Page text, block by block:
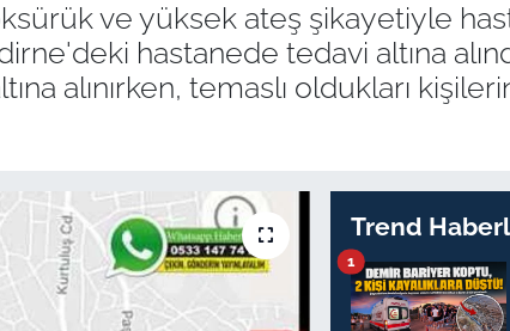
ve yüksek ateş şikayetiyle
hastanede tedavi altına
alınırken, temaslı oldukları
Trend
1